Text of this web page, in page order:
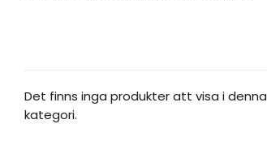
Det finns inga produkter att visa i denna
kategori.